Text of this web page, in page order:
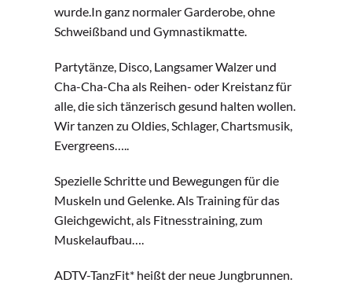
wurde.In ganz normaler Garderobe, ohne
Schweißband und Gymnastikmatte.
Partytänze, Disco, Langsamer Walzer und
Cha-Cha-Cha als Reihen- oder Kreistanz für
alle, die sich tänzerisch gesund halten wollen.
Wir tanzen zu Oldies, Schlager, Chartsmusik,
Evergreens…..
Spezielle Schritte und Bewegungen für die
Muskeln und Gelenke. Als Training für das
Gleichgewicht, als Fitnesstraining, zum
Muskelaufbau….
ADTV-TanzFit* heißt der neue Jungbrunnen.